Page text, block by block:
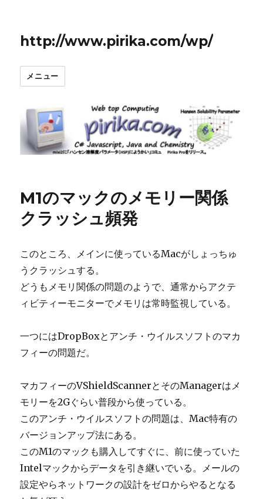
http://www.pirika.com/wp/
メニュー
M1のマックのメモリー関係
クラッシュ頻発
このところ、メインに使っているMacがしょっちゅ
うクラッシュする。
どうもメモリ関係の問題のようで、通常からアクテ
ィビティーモニターでメモリは常時監視している。
一つにはDropBoxとアンチ・ウイルスソフトのマカ
フィーの問題だ。
マカフィーのVShieldScannerとそのManagerはメ
モリーを2Gぐらい普段から使っている。
このアンチ・ウイルスソフトの問題は、Mac特有の
バージョンアップ法にある。
このM1のマックも購入してすぐに、前に使っていた
Intelマックからデータを引き継いでいる。メールの
設定やらネットワークの設計をゼロからやるとなる